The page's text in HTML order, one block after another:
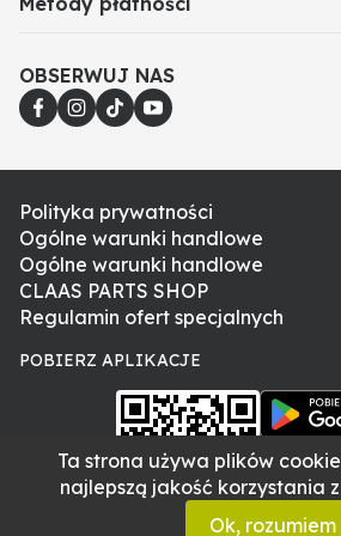
Ta strona używa plików
najlepszą jakość korzystania
Ok, rozumiem
modelach mogą różnić się w
najpewniejszym sposobem doboru
części.
OBSERWUJ NAS
Polityka prywatności
Ogólne warunki handlowe
Ogólne warunki handlowe
CLAAS PARTS SHOP
Regulamin ofert specjalnych
POBIERZ APLIKACJE